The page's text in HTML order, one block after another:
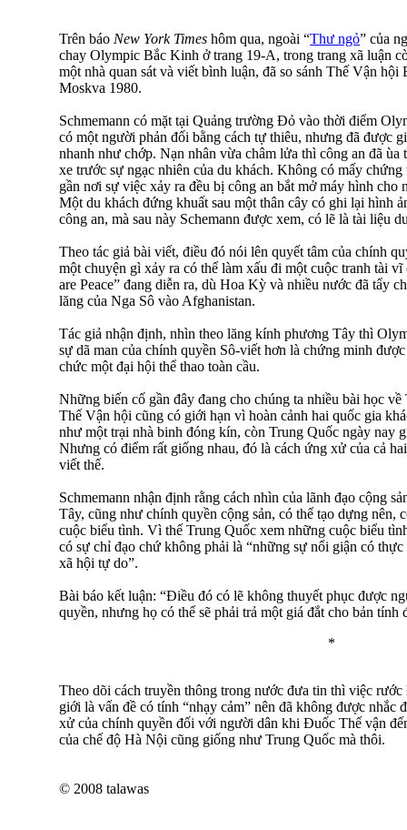
Trên báo New York Times hôm qua, ngoài “Thư ngỏ” của
chay Olympic Bắc Kinh ở trang 19-A, trong trang xã luận
một nhà quan sát và viết bình luận, đã so sánh Thế Vận
Moskva 1980.
Schmemann có mặt tại Quảng trường Đỏ vào thời điểm
có một người phản đối bằng cách tự thiêu, nhưng đã được
nhanh như chớp. Nạn nhân vừa châm lửa thì công an đã
xe trước sự ngạc nhiên của du khách. Không có mấy
gần nơi sự việc xảy ra đều bị công an bắt mở máy hình cho
Một du khách đứng khuất sau một thân cây có ghi lại hình
công an, mà sau này Schemann được xem, có lẽ là tài liệu
Theo tác giả bài viết, điều đó nói lên quyết tâm của chính
một chuyện gì xảy ra có thể làm xấu đi một cuộc tranh tài
are Peace” đang diễn ra, dù Hoa Kỳ và nhiều nước đã tẩy
lăng của Nga Sô vào Afghanistan.
Tác giả nhận định, nhìn theo lăng kính phương Tây thì
sự dã man của chính quyền Sô-viết hơn là chứng minh
chức một đại hội thể thao toàn cầu.
Những biến cố gần đây đang cho chúng ta nhiều bài học
Thế Vận hội cũng có giới hạn vì hoàn cảnh hai quốc gia
như một trại nhà binh đóng kín, còn Trung Quốc ngày nay
Nhưng có điểm rất giống nhau, đó là cách ứng xử của cả
viết thế.
Schmemann nhận định rằng cách nhìn của lãnh đạo cộng
Tây, cũng như chính quyền cộng sản, có thể tạo dựng nên,
cuộc biểu tình. Vì thế Trung Quốc xem những cuộc biểu
có sự chỉ đạo chứ không phải là “những sự nổi giận có
xã hội tự do”.
Bài báo kết luận: “Điều đó có lẽ không thuyết phục được
quyền, nhưng họ có thể sẽ phải trả một giá đắt cho bản tính
*
Theo dõi cách truyền thông trong nước đưa tin thì việc
giới là vấn đề có tính “nhạy cảm” nên đã không được nhắc
xử của chính quyền đối với người dân khi Đuốc Thế vận
của chế độ Hà Nội cũng giống như Trung Quốc mà thôi.
© 2008 talawas